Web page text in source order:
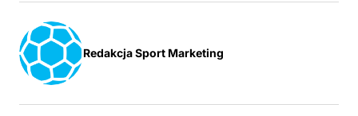
Redakcja Sport Marketing